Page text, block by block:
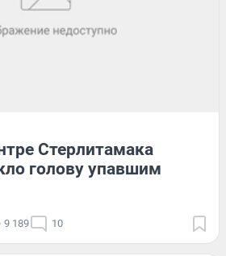
Стерлитамака
голову упавшим
9 189 10